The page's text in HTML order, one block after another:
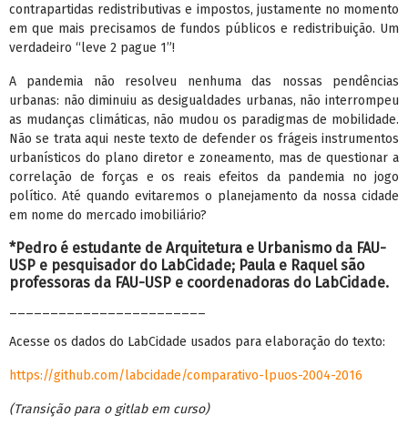
contrapartidas redistributivas e impostos, justamente no momento
em que mais precisamos de fundos públicos e redistribuição. Um
verdadeiro “leve 2 pague 1”!
A pandemia não resolveu nenhuma das nossas pendências
urbanas: não diminuiu as desigualdades urbanas, não interrompeu
as mudanças climáticas, não mudou os paradigmas de mobilidade.
Não se trata aqui neste texto de defender os frágeis instrumentos
urbanísticos do plano diretor e zoneamento, mas de questionar a
correlação de forças e os reais efeitos da pandemia no jogo
político. Até quando evitaremos o planejamento da nossa cidade
em nome do mercado imobiliário?
*Pedro é estudante de Arquitetura e Urbanismo da FAU-
USP e pesquisador do LabCidade; Paula e Raquel são
professoras da FAU-USP e coordenadoras do LabCidade.
Acesse os dados do LabCidade usados para elaboração do texto:
https://github.com/labcidade/comparativo-lpuos-2004-2016
(Transição para o gitlab em curso)